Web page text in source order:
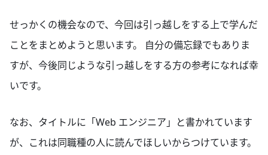
せっかくの機会なので、今回は引っ越しをする上で学んだ
ことをまとめようと思います。 自分の備忘録でもありま
すが、今後同じような引っ越しをする方の参考になれば幸
いです。
なお、タイトルに「Web エンジニア」と書かれています
が、これは同職種の人に読んでほしいからつけています。